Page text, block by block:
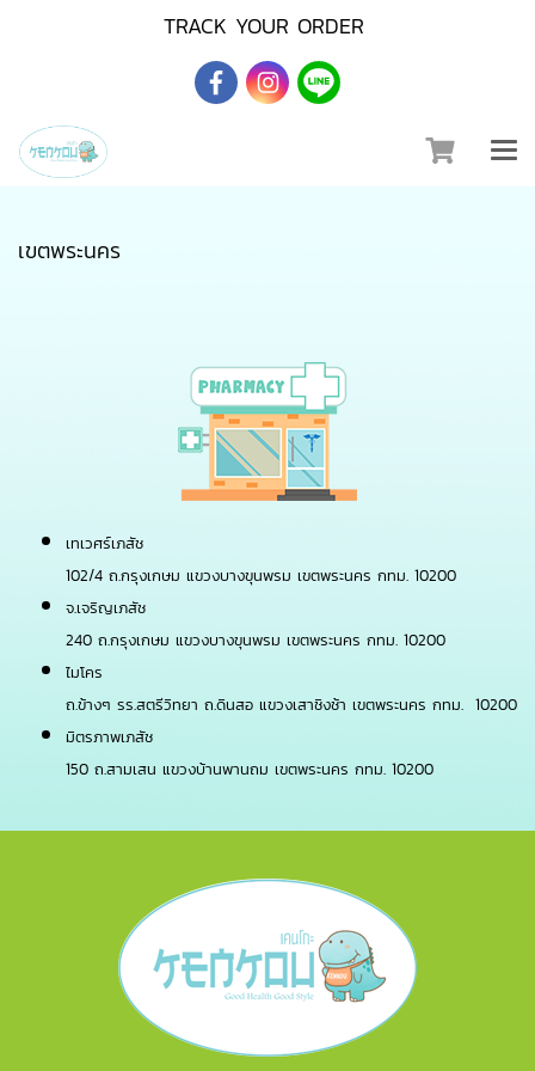
TRACK YOUR ORDER
เขตพระนคร
เทเวศร์เภสัช
102/4 ถ.กรุงเกษม แขวงบางขุนพรม เขตพระนคร กทม. 10200
จ.เจริญเภสัช
240 ถ.กรุงเกษม แขวงบางขุนพรม เขตพระนคร กทม. 10200
ไมโคร
ถ.ข้างๆ รร.สตรีวิทยา ถ.ดินสอ แขวงเสาชิงช้า เขตพระนคร กทม. 10200
มิตรภาพเภสัช
150 ถ.สามเสน แขวงบ้านพานถม เขตพระนคร กทม. 10200